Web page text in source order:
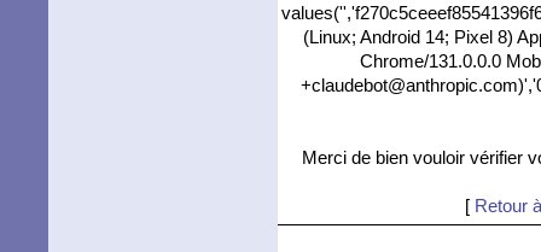
(Linux; Android 14; Pixel 8)
Chrome/131.0.0.0
Merci de bien vouloir vérifier
[ Retour